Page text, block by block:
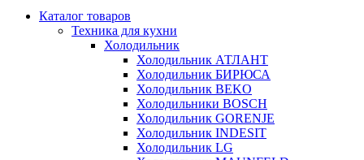
Каталог товаров
Техника для кухни
Холодильник
Холодильник АТЛАНТ
Холодильник БИРЮСА
Холодильник BEKO
Холодильники BOSCH
Холодильник GORENJE
Холодильник INDESIT
Холодильник LG